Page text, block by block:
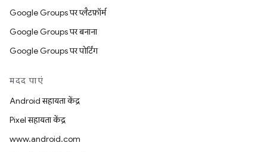
Google Groups पर प्लैटफ़ॉर्म
Google Groups पर बनाना
Google Groups पर पोर्टिंग
मदद पाएं
Android सहायता केंद्र
Pixel सहायता केंद्र
www.android.com